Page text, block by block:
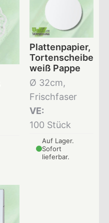
Plattenpapier,
Tortenscheibe
weiß Pappe
Ø 32cm,
Frischfaser
VE:
100 Stück
Auf Lager.
Sofort
lieferbar.